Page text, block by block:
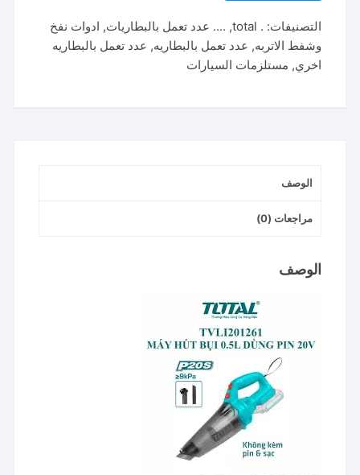
مكنسة
20
فولت
التصنيفات: . total
, .... عدد تعمل بالبطاريات, ادوات نفخ
وشفط الاتربه, عدد تعمل بالبطاريه, عدد تعمل بالبطاريه
اخري, مستلزمات السيارات
الوصف
مراجعات (0)
الوصف